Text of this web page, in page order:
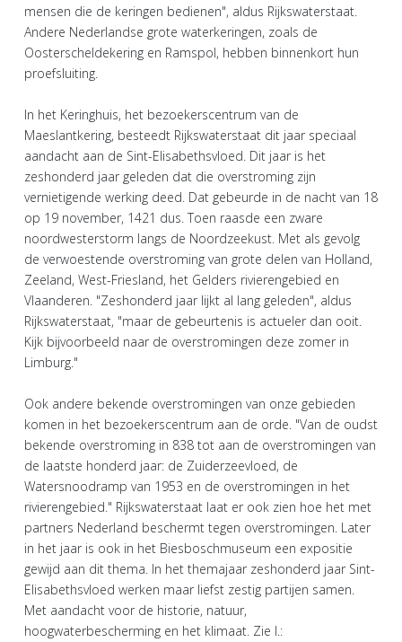
mensen die de keringen bedienen", aldus Rijkswaterstaat.
Andere Nederlandse grote waterkeringen, zoals de
Oosterscheldekering en Ramspol, hebben binnenkort hun
proefsluiting.
In het Keringhuis, het bezoekerscentrum van de
Maeslantkering, besteedt Rijkswaterstaat dit jaar speciaal
aandacht aan de Sint-Elisabethsvloed. Dit jaar is het
zeshonderd jaar geleden dat die overstroming zijn
vernietigende werking deed. Dat gebeurde in de nacht van 18
op 19 november, 1421 dus. Toen raasde een zware
noordwesterstorm langs de Noordzeekust. Met als gevolg
de verwoestende overstroming van grote delen van Holland,
Zeeland, West-Friesland, het Gelders rivierengebied en
Vlaanderen. "Zeshonderd jaar lijkt al lang geleden", aldus
Rijkswaterstaat, "maar de gebeurtenis is actueler dan ooit.
Kijk bijvoorbeeld naar de overstromingen deze zomer in
Limburg."
Ook andere bekende overstromingen van onze gebieden
komen in het bezoekerscentrum aan de orde. "Van de oudst
bekende overstroming in 838 tot aan de overstromingen van
de laatste honderd jaar: de Zuiderzeevloed, de
Watersnoodramp van 1953 en de overstromingen in het
rivierengebied." Rijkswaterstaat laat er ook zien hoe het met
partners Nederland beschermt tegen overstromingen. Later
in het jaar is ook in het Biesboschmuseum een expositie
gewijd aan dit thema. In het themajaar zeshonderd jaar Sint-
Elisabethsvloed werken maar liefst zestig partijen samen.
Met aandacht voor de historie, natuur,
hoogwaterbescherming en het klimaat. Zie I.: